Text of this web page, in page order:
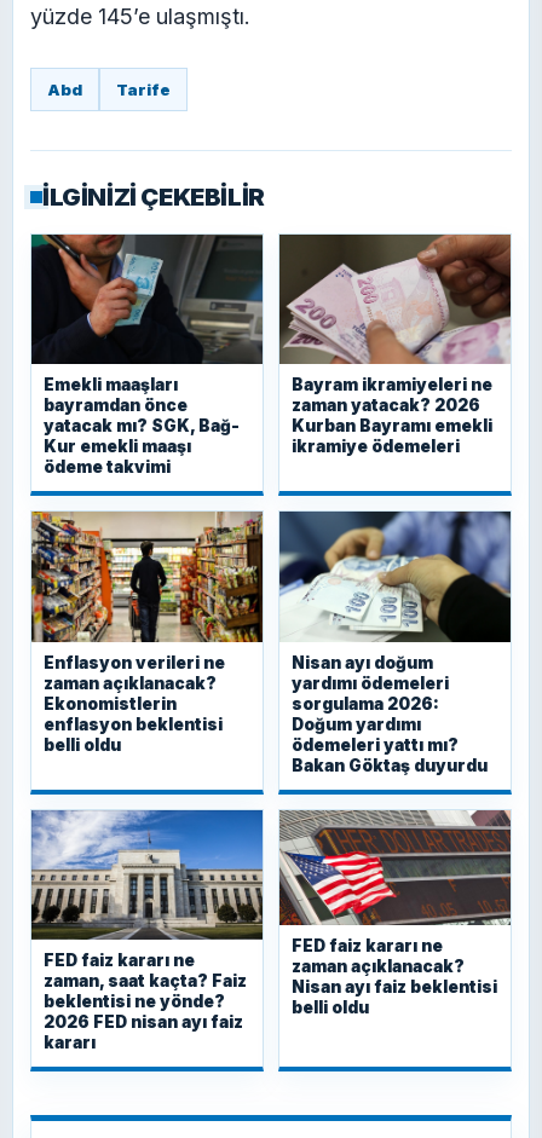
yüzde 145’e ulaşmıştı.
Abd Tarife
İLGİNİZİ ÇEKEBİLİR
Emekli maaşları
bayramdan önce
yatacak mı? SGK, Bağ-
Kur emekli maaşı
ödeme takvimi
Bayram ikramiyeleri ne
zaman yatacak? 2026
Kurban Bayramı emekli
ikramiye ödemeleri
Enflasyon verileri ne
zaman açıklanacak?
Ekonomistlerin
enflasyon beklentisi
belli oldu
Nisan ayı doğum
yardımı ödemeleri
sorgulama 2026:
Doğum yardımı
ödemeleri yattı mı?
Bakan Göktaş duyurdu
FED faiz kararı ne
zaman, saat kaçta? Faiz
beklentisi ne yönde?
2026 FED nisan ayı faiz
kararı
FED faiz kararı ne
zaman açıklanacak?
Nisan ayı faiz beklentisi
belli oldu